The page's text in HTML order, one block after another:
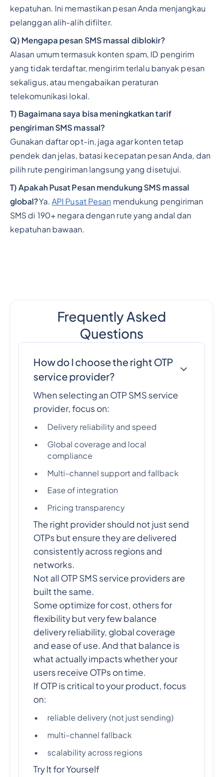
kepatuhan. Ini memastikan pesan Anda menjangkau
pelanggan alih-alih difilter.
Q) Mengapa pesan SMS massal diblokir?
Alasan umum termasuk konten spam, ID pengirim
yang tidak terdaftar, mengirim terlalu banyak pesan
sekaligus, atau mengabaikan peraturan
telekomunikasi lokal.
T) Bagaimana saya bisa meningkatkan tarif
pengiriman SMS massal?
Gunakan daftar opt-in, jaga agar konten tetap
pendek dan jelas, batasi kecepatan pesan Anda, dan
pilih rute pengiriman langsung yang disetujui.
T) Apakah Pusat Pesan mendukung SMS massal
global?Ya. API Pusat Pesan mendukung pengiriman
SMS di 190+ negara dengan rute yang andal dan
kepatuhan bawaan.
Frequently Asked
Questions
How do I choose the right OTP
service provider?
When selecting an OTP SMS service
provider, focus on:
Delivery reliability and speed
Global coverage and local
compliance
Multi-channel support and fallback
Ease of integration
Pricing transparency
The right provider should not just send
OTPs but ensure they are delivered
consistently across regions and
networks.
Not all OTP SMS service providers are
built the same.
Some optimize for cost, others for
flexibility but very few balance
delivery reliability, global coverage
and ease of use. And that balance is
what actually impacts whether your
users receive OTPs on time.
If OTP is critical to your product, focus
on:
reliable delivery (not just sending)
multi-channel fallback
scalability across regions
Try It for Yourself